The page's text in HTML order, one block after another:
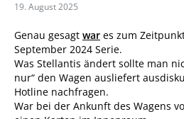
19. August 2025
Genau gesagt war es zum
September 2024 Serie.
Was Stellantis ändert sollte man
nur“ den Wagen ausliefert
Hotline nachfragen.
War bei der Ankunft des Wagens